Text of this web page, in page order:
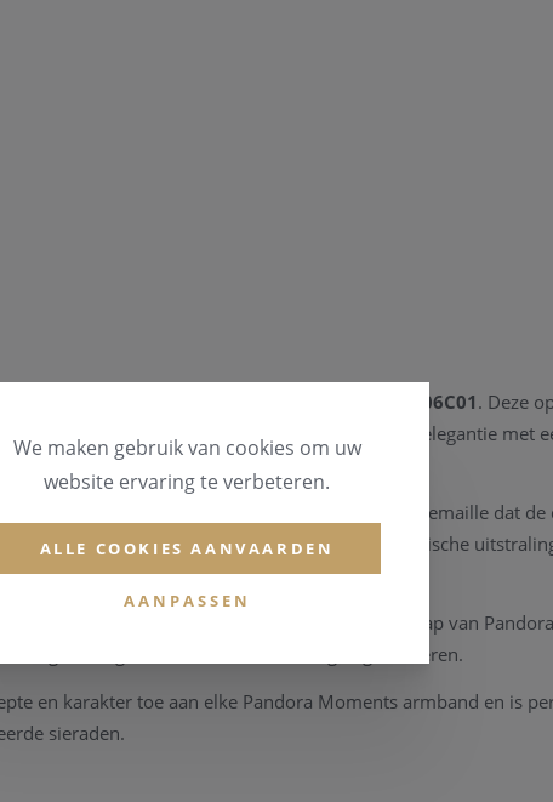
met de Pandora Octopus Bedel 794706C01 . Deze
schoonheid van de oceaan en combineert elegantie met
sterlingzilver en afgewerkt met diepblauw emaille dat de
details geven de octopus een levendige en dynamische
uitstraalt.
zilver en intens blauw benadrukt het vakmanschap van
hoogwaardige en duurzame afwerking te garanderen.
en karakter toe aan elke Pandora Moments armband en is
sieraden.
We maken gebruik van cookies om uw
website ervaring te verbeteren.
ALLE COOKIES AANVAARDEN
AANPASSEN